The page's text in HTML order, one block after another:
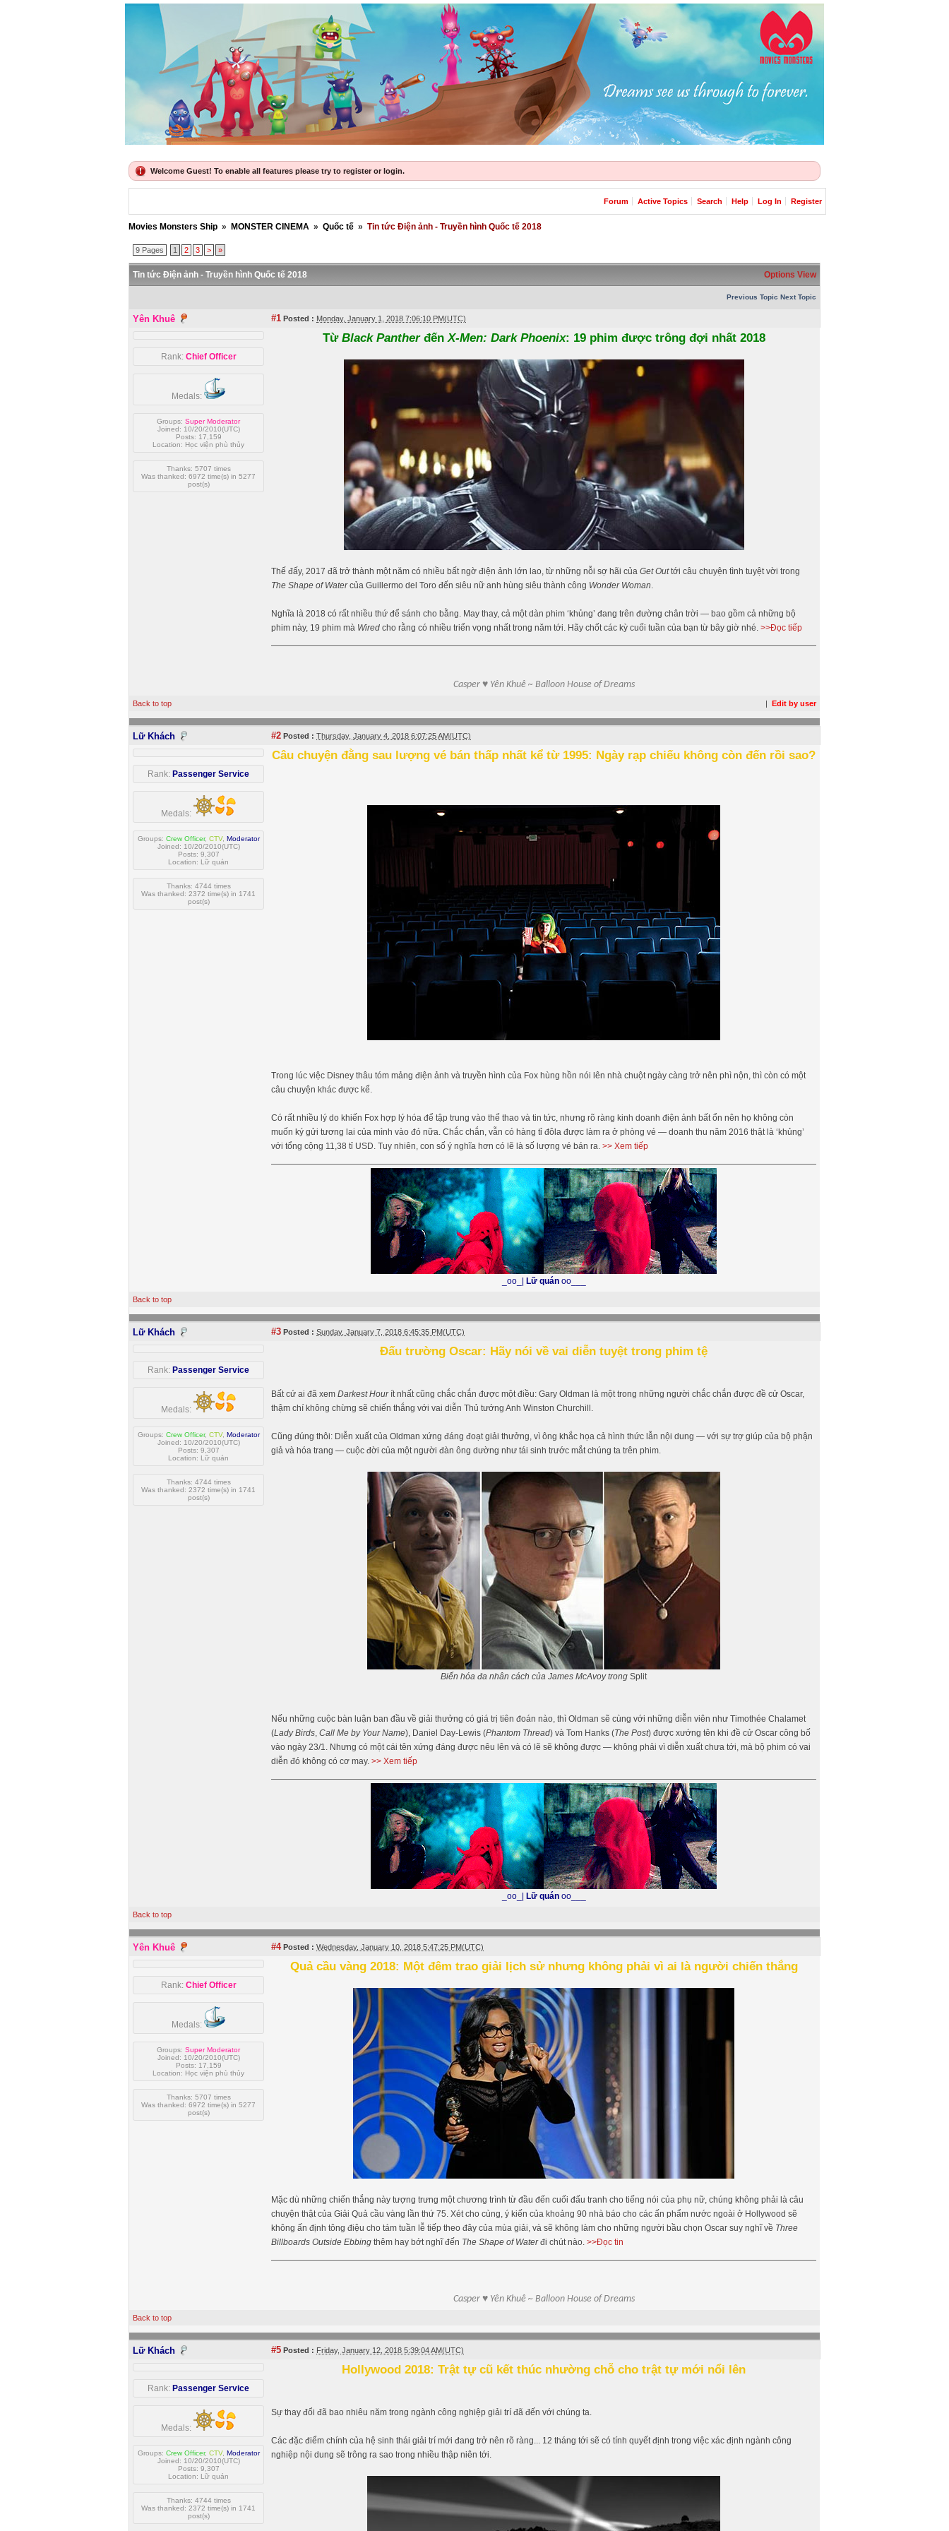
Welcome Guest! To enable all features please try to register or login.
Forum Active Topics Search Help Log In Register
Movies Monsters Ship » MONSTER CINEMA » Quốc tế » Tin tức Điện ảnh - Truyền hình Quốc tế 2018
9 Pages 1 2 3 > »
Tin tức Điện ảnh - Truyền hình Quốc tế 2018 Options View
Previous Topic Next Topic
Yên Khuê #1 Posted : Monday, January 1, 2018 7:06:10 PM(UTC)
Rank: Chief Officer
Medals:
Groups: Super Moderator
Joined: 10/20/2010(UTC)
Posts: 17,159
Location: Học viện phù thủy
Thanks: 5707 times
Was thanked: 6972 time(s) in 5277
post(s)
Từ Black PantherđếnX-Men: Dark Phoenix: 19 phim được trông đợi nhất 2018
Thế đấy, 2017 đã trở thành một năm có nhiều bất ngờ điện ảnh lớn lao, từ những nỗi sợ hãi của Get Outtới câu chuyện tình tuyệt vời trong
The Shape of Watercủa Guillermo del Toro đến siêu nữ anh hùng siêu thành công Wonder Woman.
Nghĩa là 2018 có rất nhiều thứ để sánh cho bằng. May thay, cả một dàn phim ‘khủng’ đang trên đường chân trời — bao gồm cả những bộ
phim này, 19 phim mà Wired cho rằng có nhiều triển vọng nhất trong năm tới. Hãy chốt các kỳ cuối tuần của bạn từ bây giờ nhé. >>Đọc tiếp
Casper ♥ Yên Khuê ~ Balloon House of Dreams
Back to top | Edit by user
Lữ Khách #2 Posted : Thursday, January 4, 2018 6:07:25 AM(UTC)
Rank: Passenger Service
Medals:
Groups: Crew Officer, CTV, Moderator
Joined: 10/20/2010(UTC)
Posts: 9,307
Location: Lữ quán
Thanks: 4744 times
Was thanked: 2372 time(s) in 1741
post(s)
Câu chuyện đằng sau lượng vé bán thấp nhất kể từ 1995: Ngày rạp chiếu không còn đến rồi sao?
Trong lúc việc Disney thâu tóm mảng điện ảnh và truyền hình của Fox hùng hồn nói lên nhà chuột ngày càng trở nên phì nộn, thì còn có một
câu chuyện khác được kể.
Có rất nhiều lý do khiến Fox hợp lý hóa để tập trung vào thể thao và tin tức, nhưng rõ ràng kinh doanh điện ảnh bất ổn nên họ không còn
muốn ký gửi tương lai của mình vào đó nữa. Chắc chắn, vẫn có hàng tỉ đôla được làm ra ở phòng vé — doanh thu năm 2016 thật là ‘khủng’
với tổng cộng 11,38 tỉ USD. Tuy nhiên, con số ý nghĩa hơn có lẽ là số lượng vé bán ra. >> Xem tiếp
_oo_| Lữ quán oo___
Back to top
Lữ Khách #3 Posted : Sunday, January 7, 2018 6:45:35 PM(UTC)
Rank: Passenger Service
Medals:
Groups: Crew Officer, CTV, Moderator
Joined: 10/20/2010(UTC)
Posts: 9,307
Location: Lữ quán
Thanks: 4744 times
Was thanked: 2372 time(s) in 1741
post(s)
Đấu trường Oscar: Hãy nói về vai diễn tuyệt trong phim tệ
Bất cứ ai đã xem Darkest Hourít nhất cũng chắc chắn được một điều: Gary Oldman là một trong những người chắc chắn được đề cử Oscar,
thậm chí không chừng sẽ chiến thắng với vai diễn Thủ tướng Anh Winston Churchill.
Cũng đúng thôi: Diễn xuất của Oldman xứng đáng đoạt giải thưởng, vì ông khắc họa cả hình thức lẫn nội dung — với sự trợ giúp của bộ phận
giả và hóa trang — cuộc đời của một người đàn ông dường như tái sinh trước mắt chúng ta trên phim.
Biến hóa đa nhân cách của James McAvoy trong Split
Nếu những cuộc bàn luận ban đầu về giải thưởng có giá trị tiên đoán nào, thì Oldman sẽ cùng với những diễn viên như Timothée Chalamet
(Lady Birds, Call Me by Your Name), Daniel Day-Lewis (Phantom Thread) và Tom Hanks (The Post) được xướng tên khi đề cử Oscar công bố
vào ngày 23/1. Nhưng có một cái tên xứng đáng được nêu lên và có lẽ sẽ không được — không phải vì diễn xuất chưa tới, mà bộ phim có vai
diễn đó không có cơ may. >> Xem tiếp
_oo_| Lữ quán oo___
Back to top
Yên Khuê #4Posted : Wednesday, January 10, 2018 5:47:25 PM(UTC)
Rank: Chief Officer
Medals:
Groups: Super Moderator
Joined: 10/20/2010(UTC)
Posts: 17,159
Location: Học viện phù thủy
Thanks: 5707 times
Was thanked: 6972 time(s) in 5277
post(s)
Quả cầu vàng 2018: Một đêm trao giải lịch sử nhưng không phải vì ai là người chiến thắng
Mặc dù những chiến thắng này tượng trưng một chương trình từ đầu đến cuối đấu tranh cho tiếng nói của phụ nữ, chúng không phải là câu
chuyện thật của Giải Quả cầu vàng lần thứ 75. Xét cho cùng, ý kiến của khoảng 90 nhà báo cho các ấn phẩm nước ngoài ở Hollywood sẽ
không ấn định tông điệu cho tám tuần lễ tiếp theo đây của mùa giải, và sẽ không làm cho những người bầu chọn Oscar suy nghĩ về Three
Billboards Outside Ebbing thêm hay bớt nghĩ đến The Shape of Waterđi chút nào. >>Đọc tin
Casper ♥ Yên Khuê ~ Balloon House of Dreams
Back to top
Lữ Khách #5 Posted : Friday, January 12, 2018 5:39:04 AM(UTC)
Rank: Passenger Service
Medals:
Groups: Crew Officer, CTV, Moderator
Joined: 10/20/2010(UTC)
Posts: 9,307
Location: Lữ quán
Thanks: 4744 times
Was thanked: 2372 time(s) in 1741
post(s)
Hollywood 2018: Trật tự cũ kết thúc nhường chỗ cho trật tự mới nổi lên
Sự thay đổi đã bao nhiêu năm trong ngành công nghiệp giải trí đã đến với chúng ta.
Các đặc điểm chính của hệ sinh thái giải trí mới đang trở nên rõ ràng... 12 tháng tới sẽ có tính quyết định trong việc xác định ngành công
nghiệp nội dung sẽ trông ra sao trong nhiều thập niên tới.